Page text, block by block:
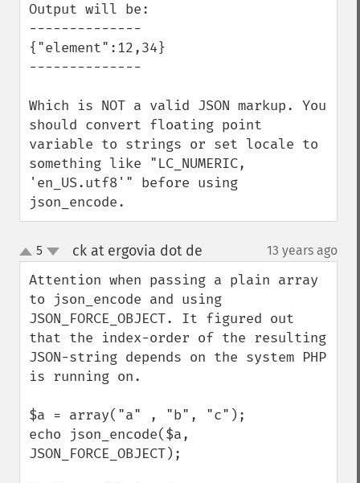
Output will be:
--------------
{"element":12,34}
--------------
Which is NOT a valid JSON markup. You
should convert floating point
variable to strings or set locale to
something like "LC_NUMERIC,
'en_US.utf8'" before using
json_encode.
up
down
5 ck at ergovia dot de 13 years ago
Attention when passing a plain array
to json_encode and using
JSON_FORCE_OBJECT. It figured out
that the index-order of the resulting
JSON-string depends on the system PHP
is running on.
$a = array("a" , "b", "c");
echo json_encode($a,
JSON_FORCE_OBJECT);